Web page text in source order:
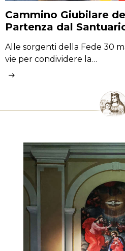
Cammino Giubilare
Partenza dal
Alle sorgenti della Fede 30
vie per condividere la…